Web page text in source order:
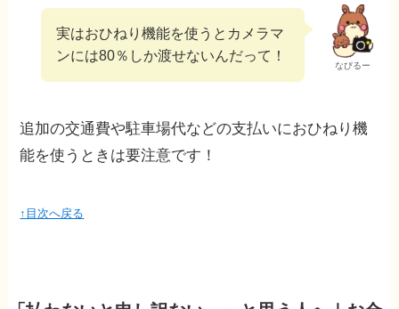
なびるー
実はおひねり機能を使うとカメラマ
ンには80％しか渡せないんだって！
追加の交通費や駐車場代などの支払いにおひねり機
能を使うときは要注意です！
↑目次へ戻る